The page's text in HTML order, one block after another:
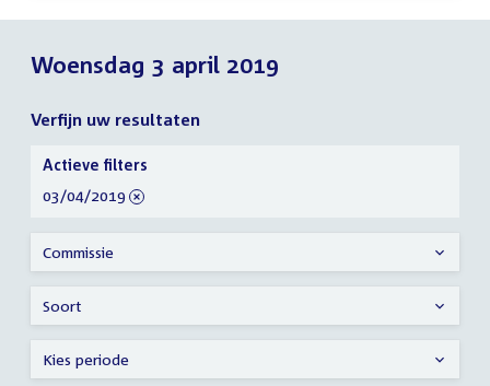
Woensdag 3 april 2019
Verfijn uw resultaten
Verfijn
uw
resultaten
Actieve filters
verwijder
03/04/2019
Commissie
Soort
Kies periode